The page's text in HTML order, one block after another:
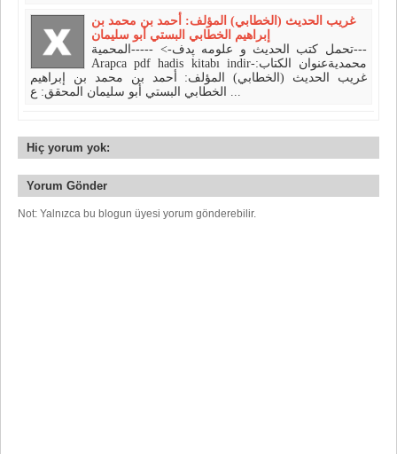
غريب الحديث (الخطابي) المؤلف: أحمد بن محمد بن
إبراهيم الخطابي البستي أبو سليمان
تحمل كتب الحديث و علومه پدف-> -----المحمية---
Arapca pdf hadis kitabı indir-محمديةعنوان الكتاب:
غريب الحديث (الخطابي) المؤلف: أحمد بن محمد بن إبراهيم
الخطابي البستي أبو سليمان المحقق: ع ...
Hiç yorum yok:
Yorum Gönder
Not: Yalnızca bu blogun üyesi yorum gönderebilir.